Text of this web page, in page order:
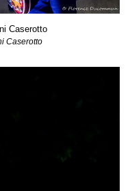
Caserotto
Caserotto